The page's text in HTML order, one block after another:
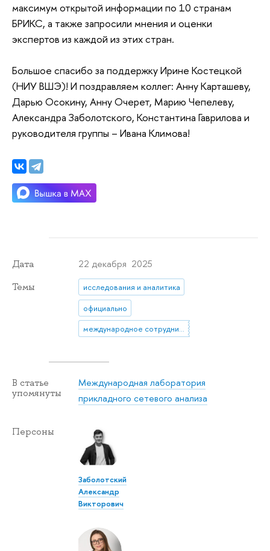
максимум открытой информации по 10 странам
БРИКС, а также запросили мнения и оценки
экспертов из каждой из этих стран.
Большое спасибо за поддержку Ирине Костецкой
(НИУ ВШЭ)! И поздравляем коллег: Анну Карташеву,
Дарью Осокину, Анну Очерет, Марию Чепелеву,
Александра Заболотского, Константина Гаврилова и
руководителя группы – Ивана Климова!
Дата 22 декабря 2025
Темы
исследования и аналитика
официально
международное сотрудничество
В статье
упомянуты
Международная лаборатория
прикладного сетевого анализа
Персоны
Заболотский
Александр
Викторович